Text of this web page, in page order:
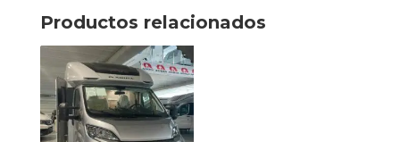
Productos relacionados